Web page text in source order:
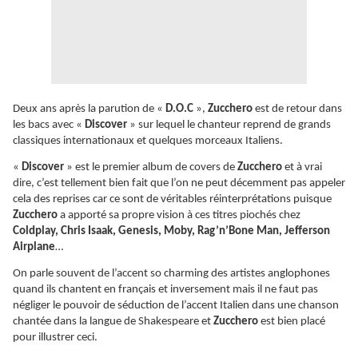
Deux ans après la parution de « D.O.C », Zucchero est de retour dans
les bacs avec « Discover » sur lequel le chanteur reprend de grands
classiques internationaux et quelques morceaux Italiens.
« Discover » est le premier album de covers de Zucchero et à vrai
dire, c’est tellement bien fait que l’on ne peut décemment pas appeler
cela des reprises car ce sont de véritables réinterprétations puisque
Zucchero a apporté sa propre vision à ces titres piochés chez
Coldplay, Chris Isaak, Genesis, Moby, Rag’n’Bone Man, Jefferson
Airplane…
On parle souvent de l’accent so charming des artistes anglophones
quand ils chantent en français et inversement mais il ne faut pas
négliger le pouvoir de séduction de l’accent Italien dans une chanson
chantée dans la langue de Shakespeare et Zucchero est bien placé
pour illustrer ceci.